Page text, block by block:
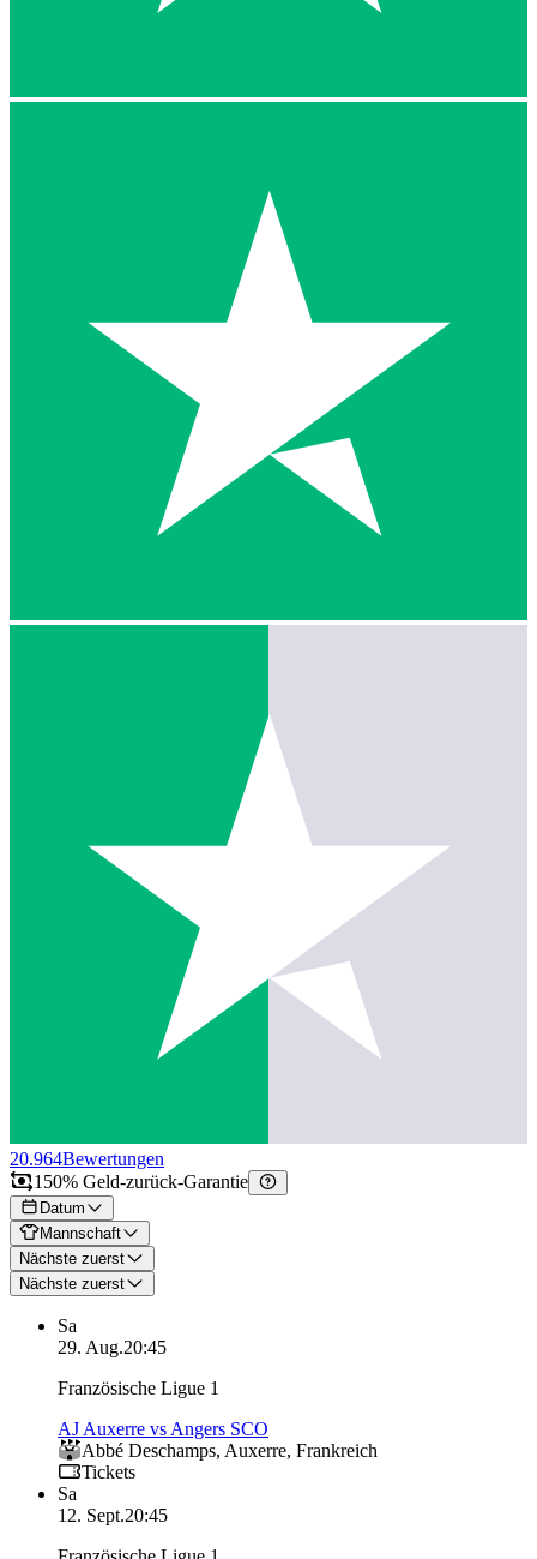
20.964Bewertungen
150% Geld-zurück-Garantie
Datum
Mannschaft
Nächste zuerst
Nächste zuerst
Sa
29. Aug.20:45
Französische Ligue 1
AJ Auxerre vs Angers SCO
Abbé Deschamps, Auxerre, Frankreich
Tickets
Sa
12. Sept.20:45